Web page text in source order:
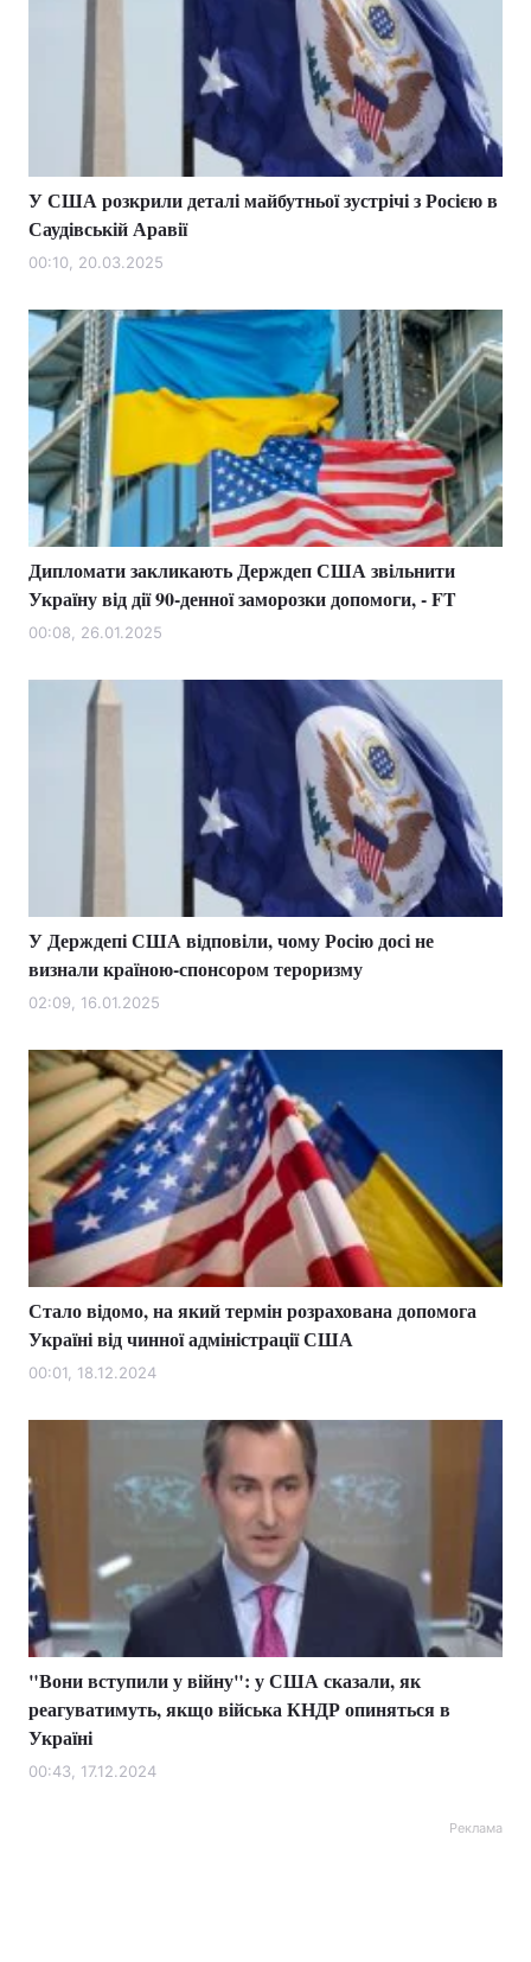
У США розкрили деталі майбутньої зустрічі з Росією в
Саудівській Аравії
00:10, 20.03.2025
Дипломати закликають Держдеп США звільнити
Україну від дії 90-денної заморозки допомоги, - FT
00:08, 26.01.2025
У Держдепі США відповіли, чому Росію досі не
визнали країною-спонсором тероризму
02:09, 16.01.2025
Стало відомо, на який термін розрахована допомога
Україні від чинної адміністрації США
00:01, 18.12.2024
"Вони вступили у війну": у США сказали, як
реагуватимуть, якщо війська КНДР опиняться в
Україні
00:43, 17.12.2024
Реклама